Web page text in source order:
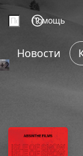
Помощь
Новости
+2